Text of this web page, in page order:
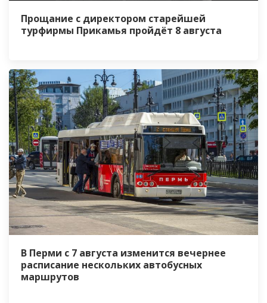
Прощание с директором старейшей
турфирмы Прикамья пройдёт 8 августа
В Перми с 7 августа изменится вечернее
расписание нескольких автобусных
маршрутов